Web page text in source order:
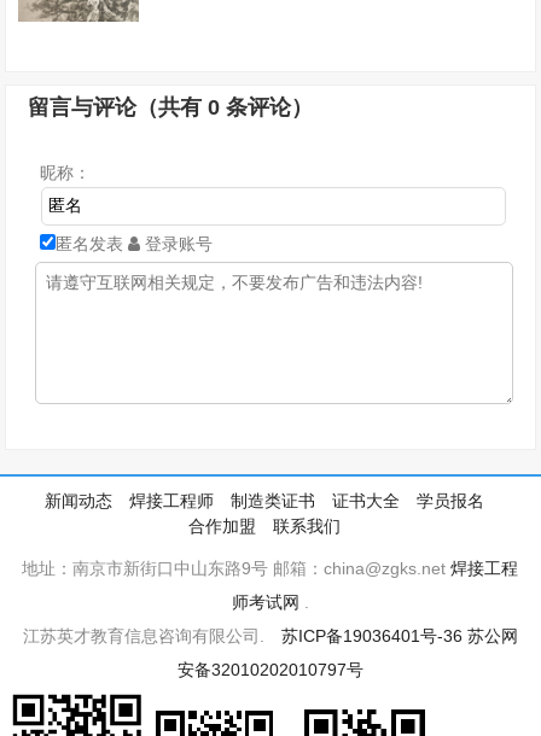
留言与评论（共有0 条评论）
昵称：
匿名发表 登录账号
新闻动态 焊接工程师 制造类证书 证书大全
学员报名
合作加盟
联系我们
地址：南京市新街口中山东路9号 邮箱：china@zgks.net焊接工程
师考试网
江苏英才教育信息咨询有限公司. 苏ICP备19036401号-36 苏公网
安备32010202010797号